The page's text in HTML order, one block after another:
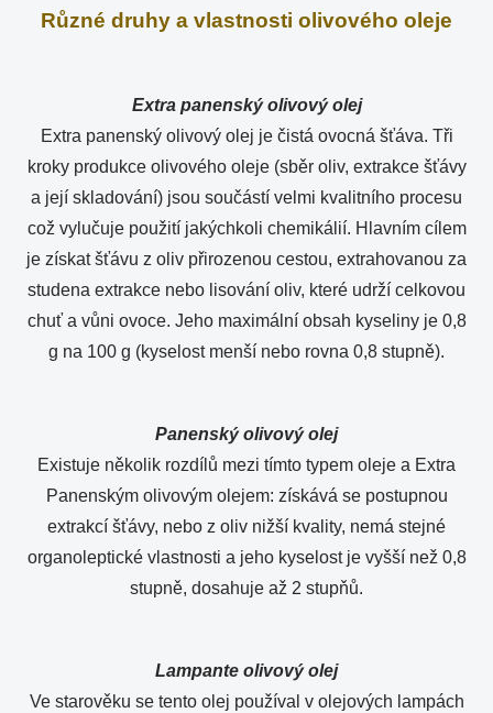
Různé druhy a vlastnosti olivového oleje
Extra panenský olivový olej
Extra panenský olivový olej je čistá ovocná šťáva. Tři
kroky produkce olivového oleje (sběr oliv, extrakce šťávy
a její skladování) jsou součástí velmi kvalitního procesu
což vylučuje použití jakýchkoli chemikálií. Hlavním cílem
je získat šťávu z oliv přirozenou cestou, extrahovanou za
studena extrakce nebo lisování oliv, které udrží celkovou
chuť a vůni ovoce. Jeho maximální obsah kyseliny je 0,8
g na 100 g (kyselost menší nebo rovna 0,8 stupně).
Panenský olivový olej
Existuje několik rozdílů mezi tímto typem oleje a Extra
Panenským olivovým olejem: získává se postupnou
extrakcí šťávy, nebo z oliv nižší kvality, nemá stejné
organoleptické vlastnosti a jeho kyselost je vyšší než 0,8
stupně, dosahuje až 2 stupňů.
Lampante olivový olej
Ve starověku se tento olej používal v olejových lampách